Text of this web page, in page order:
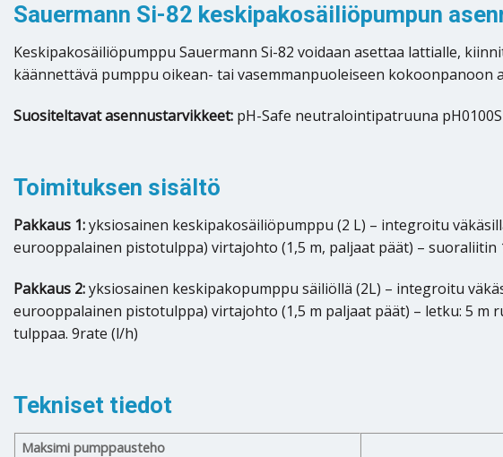
Sauermann Si-82 keskipakosäiliöpumpun
Keskipakosäiliöpumppu Sauermann Si-82 voidaan asettaa lattialle,
käännettävä pumppu oikean- tai vasemmanpuoleiseen kokoonpanoon
Suositeltavat asennustarvikkeet: pH-Safe neutralointipatruuna
Toimituksen sisältö
Pakkaus 1:yksiosainen keskipakosäiliöpumppu (2 L) – integroitu
eurooppalainen pistotulppa) virtajohto (1,5 m, paljaat päät) – suoraliitin
Pakkaus 2:yksiosainen keskipakopumppu säiliöllä (2L) – integroitu
eurooppalainen pistotulppa) virtajohto (1,5 m paljaat päät) – letku: 5 m
tulppaa. 9rate (l/h)
Tekniset tiedot
Maksimi pumppausteho